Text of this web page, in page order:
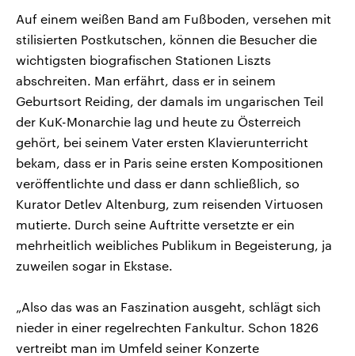
Auf einem weißen Band am Fußboden, versehen mit
stilisierten Postkutschen, können die Besucher die
wichtigsten biografischen Stationen Liszts
abschreiten. Man erfährt, dass er in seinem
Geburtsort Reiding, der damals im ungarischen Teil
der KuK-Monarchie lag und heute zu Österreich
gehört, bei seinem Vater ersten Klavierunterricht
bekam, dass er in Paris seine ersten Kompositionen
veröffentlichte und dass er dann schließlich, so
Kurator Detlev Altenburg, zum reisenden Virtuosen
mutierte. Durch seine Auftritte versetzte er ein
mehrheitlich weibliches Publikum in Begeisterung, ja
zuweilen sogar in Ekstase.
„Also das was an Faszination ausgeht, schlägt sich
nieder in einer regelrechten Fankultur. Schon 1826
vertreibt man im Umfeld seiner Konzerte